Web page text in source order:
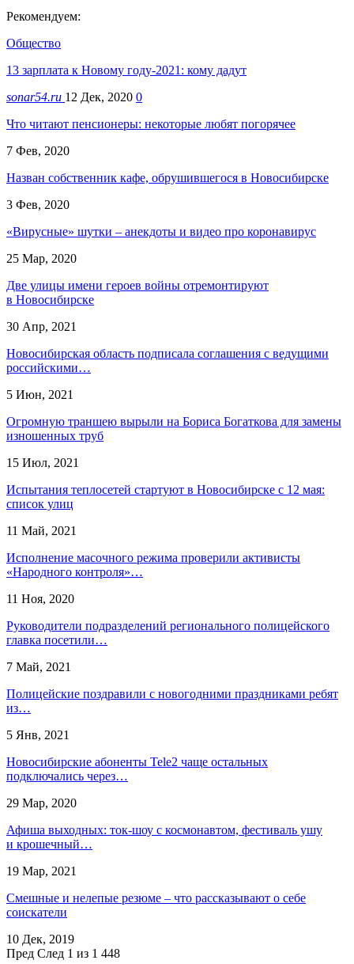
Рекомендуем:
Общество
13 зарплата к Новому году-2021: кому дадут
sonar54.ru 12 Дек, 2020 0
Что читают пенсионеры: некоторые любят погорячее
7 Фев, 2020
Назван собственник кафе, обрушившегося в Новосибирске
3 Фев, 2020
«Вирусные» шутки – анекдоты и видео про коронавирус
25 Мар, 2020
Две улицы имени героев войны отремонтируют
в Новосибирске
30 Апр, 2021
Новосибирская область подписала соглашения с ведущими
российскими…
5 Июн, 2021
Огромную траншею вырыли на Бориса Богаткова для замены
изношенных труб
15 Июл, 2021
Испытания теплосетей стартуют в Новосибирске с 12 мая:
список улиц
11 Май, 2021
Исполнение масочного режима проверили активисты
«Народного контроля»…
11 Ноя, 2020
Руководители подразделений регионального полицейского
главка посетили…
7 Май, 2021
Полицейские поздравили с новогодними праздниками ребят
из…
5 Янв, 2021
Новосибирские абоненты Tele2 чаще остальных
подключались через…
29 Мар, 2020
Афиша выходных: ток-шоу с космонавтом, фестиваль ушу
и крошечный…
19 Мар, 2021
Смешные и нелепые резюме – что рассказывают о себе
соискатели
10 Дек, 2019
Пред След 1 из 1 448